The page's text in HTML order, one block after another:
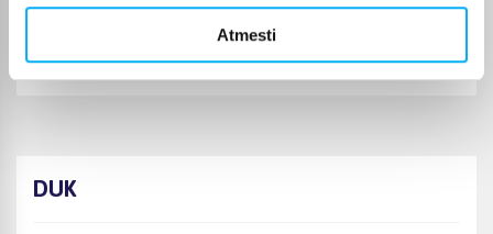
Atmesti
Patvirtintas pirkėjas
prekės. Bet pri ...
DUK